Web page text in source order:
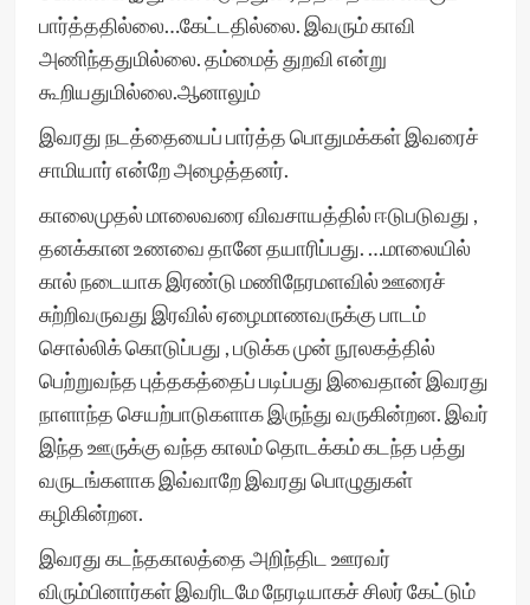
பார்த்ததில்லை…கேட்டதில்லை. இவரும் காவி
அணிந்ததுமில்லை. தம்மைத் துறவி என்று
கூறியதுமில்லை.ஆனாலும்
இவரது நடத்தையைப் பார்த்த பொதுமக்கள் இவரைச்
சாமியார் என்றே அழைத்தனர்.
காலைமுதல் மாலைவரை விவசாயத்தில் ஈடுபடுவது ,
தனக்கான உணவை தானே தயாரிப்பது. …மாலையில்
கால் நடையாக இரண்டு மணிநேரமளவில் ஊரைச்
சுற்றிவருவது இரவில் ஏழைமாணவருக்கு பாடம்
சொல்லிக் கொடுப்பது , படுக்க முன் நூலகத்தில்
பெற்றுவந்த புத்தகத்தைப் படிப்பது இவைதான் இவரது
நாளாந்த செயற்பாடுகளாக இருந்து வருகின்றன. இவர்
இந்த ஊருக்கு வந்த காலம் தொடக்கம் கடந்த பத்து
வருடங்களாக இவ்வாறே இவரது பொழுதுகள்
கழிகின்றன.
இவரது கடந்தகாலத்தை அறிந்திட ஊரவர்
விரும்பினார்கள் இவரிடமே நேரடியாகச் சிலர் கேட்டும்